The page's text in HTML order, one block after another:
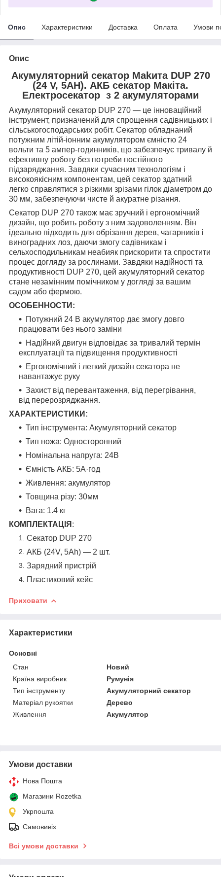
Опис Характеристики Доставка Оплата Умови
Опис
Акумуляторний секатор Makита DUP 270
(24 V, 5AH). АКБ секатор Макіта.
Електросекатор з 2 акумуляторами
Акумуляторний секатор DUP 270 — це інноваційний
інструмент, призначений для спрощення садівницьких і
сільськогосподарських робіт. Секатор обладнаний
потужним літій-іонним акумулятором ємністю 24
вольти та 5 ампер-годинників, що забезпечує тривалу й
ефективну роботу без потреби постійного
підзаряджання. Завдяки сучасним технологіям і
високоякісним компонентам, цей секатор здатний
легко справлятися з різкими зрізами гілок діаметром до
30 мм, забезпечуючи чисте й акуратне різання.
Секатор DUP 270 також має зручний і ергономічний
дизайн, що робить роботу з ним задоволенням. Він
ідеально підходить для обрізання дерев, чагарників і
виноградних лоз, даючи змогу садівникам і
сельхосподильникам неабияк прискорити та спростити
процес догляду за рослинами. Завдяки надійності та
продуктивності DUP 270, цей акумуляторний секатор
стане незамінним помічником у догляді за вашим
садом або фермою.
ОСОБЕННОСТИ:
Потужний 24 В акумулятор дає змогу довго
працювати без нього заміни
Надійний двигун відповідає за тривалий термін
експлуатації та підвищення продуктивності
Ергономічний і легкий дизайн секатора не
навантажує руку
Захист від перевантаження, від перегрівання,
від перерозряджання.
ХАРАКТЕРИСТИКИ:
Тип інструмента: Акумуляторний секатор
Тип ножа: Односторонний
Номінальна напруга: 24В
Ємність АКБ: 5А·год
Живлення: акумулятор
Товщина різу: 30мм
Вага: 1.4 кг
КОМПЛЕКТАЦІЯ :
Секатор DUP 270
АКБ (24V, 5Ah) — 2 шт.
Зарядний пристрій
Пластиковий кейс
Приховати
Характеристики
Основні
Стан
Новий
Країна виробник
Румунія
Тип інструменту
Акумуляторний секатор
Матеріал рукоятки
Дерево
Живлення
Акумулятор
Умови доставки
Нова Пошта
Магазини Rozetka
Укрпошта
Самовивіз
Всі умови доставки